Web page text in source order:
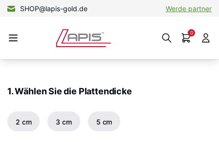
+49 15156580694 Werde partner
SHOP@lapis-gold.de Werde partner
0
1. Wählen Sie die Plattendicke
2 cm 3 cm 5 cm